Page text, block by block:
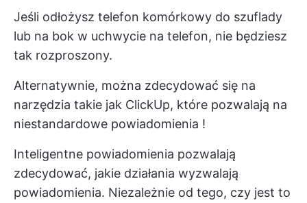
Jeśli odłożysz telefon komórkowy do szuflady
lub na bok w uchwycie na telefon, nie będziesz
tak rozproszony.
Alternatywnie, można zdecydować się na
narzędzia takie jak ClickUp, które pozwalają na
niestandardowe powiadomienia !
Inteligentne powiadomienia pozwalają
zdecydować, jakie działania wyzwalają
powiadomienia. Niezależnie od tego, czy jest to